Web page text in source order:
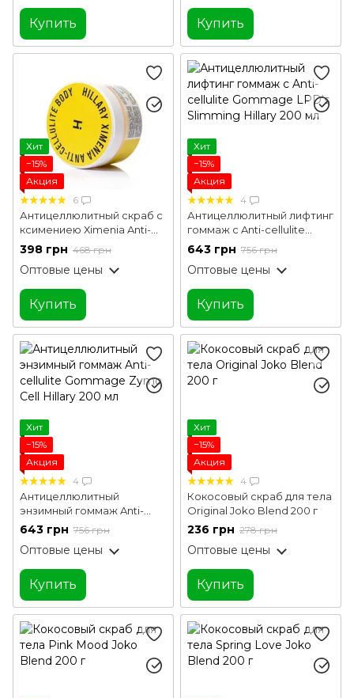
Купить Купить
Хит
−15%
Акция
6
Антицеллюлитный скраб с
ксимениею Хimenia Anti-
cellulite Body Scrub Hillary
398 грн 468 грн
Оптовые цены
Купить
Хит
−15%
Акция
4
Антицеллюлитный лифтинг
гоммаж с Anti-cellulite
Gommage LPD's Slimming
Hillary 200 мл
643 грн 756 грн
Оптовые цены
Купить
Хит
−15%
Акция
4
Антицеллюлитный
энзимный гоммаж Anti-
cellulite Gommage Zymo
Cell Hillary 200 мл
643 грн 756 грн
Оптовые цены
Купить
Хит
−15%
Акция
4
Кокосовый скраб для тела
Original Joko Blend 200 г
236 грн 278 грн
Оптовые цены
Купить